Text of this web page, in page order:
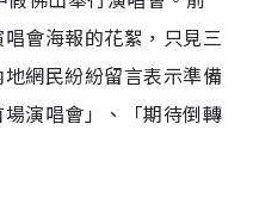
會海報的花絮，只見三
網民紛紛留言表示準備
演唱會」、「期待倒轉